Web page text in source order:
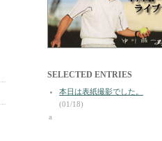
SELECTED ENTRIES
本日は表紙撮影でした。
(01/18)
a